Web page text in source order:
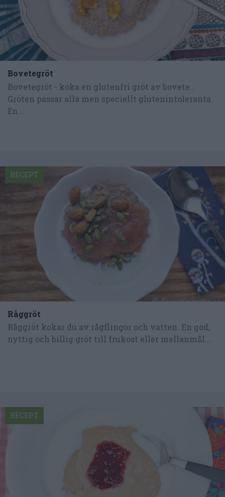
Bovetegröt
Bovetegröt - koka en glutenfri gröt av bovete .
Gröten passar alla men speciellt glutenintoleranta.
En...
Råggröt
Råggröt kokar du av rågflingor och vatten. En god,
nyttig och billig gröt till frukost eller mellanmål...
RECEPT
RECEPT